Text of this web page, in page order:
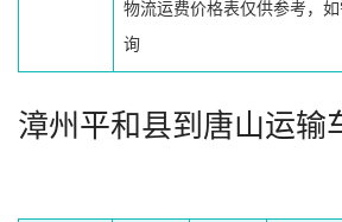
物流运费价格表仅供参考，
询
漳州平和县到唐山运输